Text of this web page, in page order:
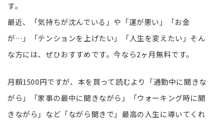
す。
最近、「気持ちが沈んでいる」や「運が悪い」「お金
が…」「テンションを上げたい」「人生を変えたい」そん
な方には、ぜひおすすめです。今なら2ヶ月無料です。
月額1500円ですが、本を買って読むより「通勤中に聞きな
がら」「家事の最中に聞きながら」「ウォーキング時に聞
きながら」など「ながら聞きで」最高の人生に導いてくれ